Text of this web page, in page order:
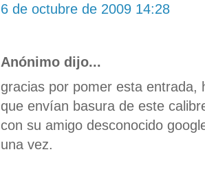
6 de octubre de 2009 14:28
Anónimo dijo...
gracias por pomer esta entrada,
que envían basura de este
con su amigo desconocido
una vez.